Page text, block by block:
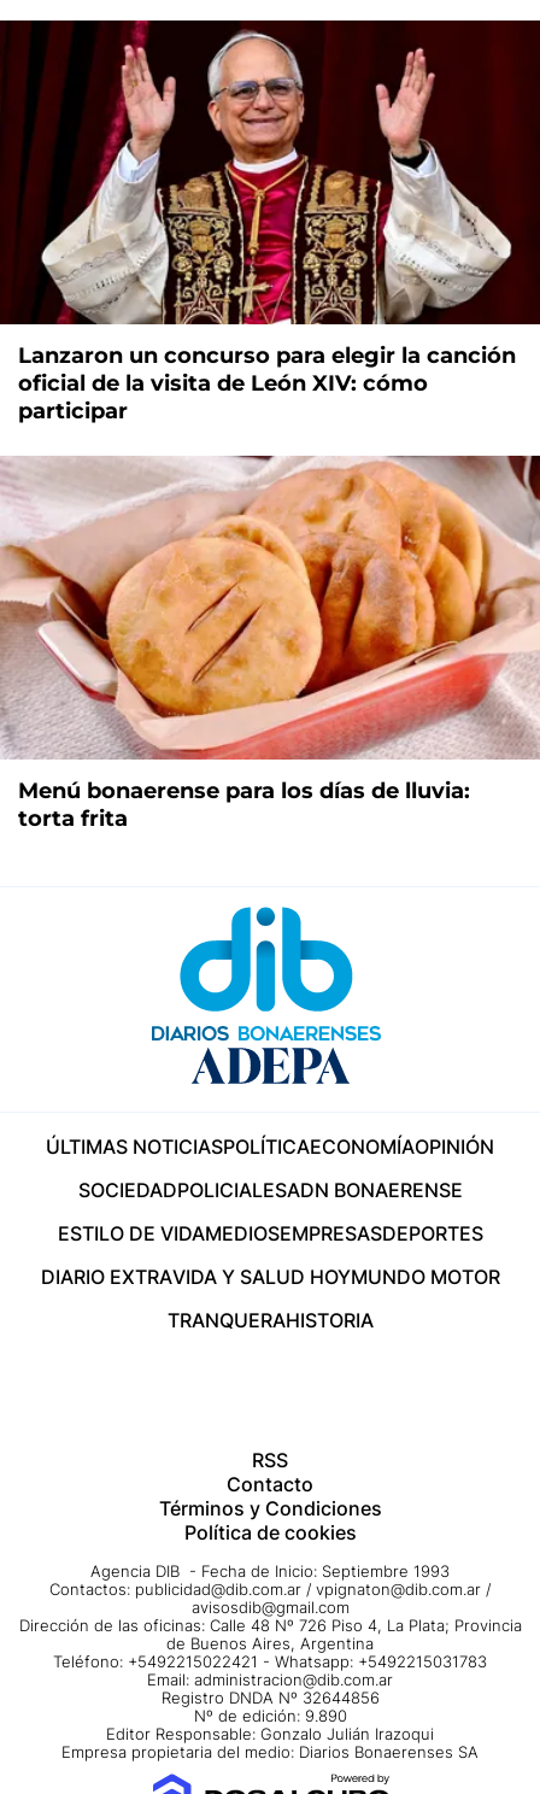
Lanzaron un concurso para elegir la canción
oficial de la visita de León XIV: cómo
participar
Menú bonaerense para los días de lluvia:
torta frita
ÚLTIMAS NOTICIASPOLÍTICAECONOMÍAOPINIÓN
SOCIEDADPOLICIALESADN BONAERENSE
ESTILO DE VIDAMEDIOSEMPRESASDEPORTES
DIARIO EXTRAVIDA Y SALUD HOYMUNDO MOTOR
TRANQUERAHISTORIA
RSS
Contacto
Términos y Condiciones
Política de cookies
Agencia DIB - Fecha de Inicio: Septiembre 1993
Contactos: publicidad@dib.com.ar / vpignaton@dib.com.ar /
avisosdib@gmail.com
Dirección de las oficinas: Calle 48 Nº 726 Piso 4, La Plata; Provincia
de Buenos Aires, Argentina
Teléfono: +5492215022421 - Whatsapp: +5492215031783
Email: administracion@dib.com.ar
Registro DNDA Nº 32644856
Nº de edición: 9.890
Editor Responsable: Gonzalo Julián Irazoqui
Empresa propietaria del medio: Diarios Bonaerenses SA